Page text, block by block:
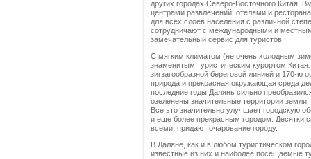
других городах Северо-Восточного Китая.
центрами развлечений, отелями и
для всех слоев населения с различной
сотрудничают с международными и
замечательный сервис для туристов.
С мягким климатом (не очень холодным
знаменитым туристическим курортом Китая
зигзагообразной береговой линией и 170-ю
природа и прекрасная окружающая среда
последние годы Далянь сильно
озеленены значительные территории
Все это значительно улучшает городскую
и еще более прекрасным городом. Десятки
всеми, придают очарование городу.
В Даляне, как и в любом туристическом
известные из них и наиболее посещаемые